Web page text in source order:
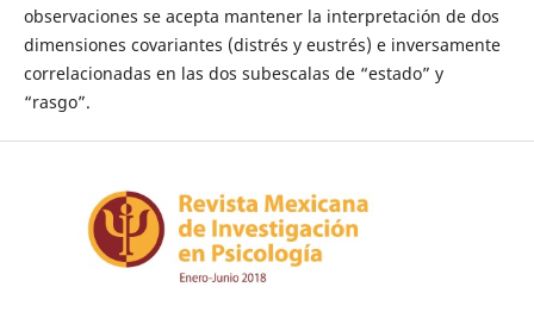
observaciones se acepta mantener la interpretación de dos
dimensiones covariantes (distrés y eustrés) e inversamente
correlacionadas en las dos subescalas de “estado” y
“rasgo”.